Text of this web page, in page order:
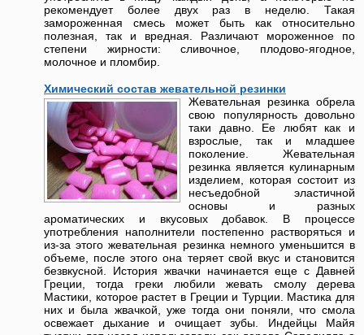
рекомендует более двух раз в неделю. Такая
замороженная смесь может быть как относительно
полезная, так и вредная. Различают мороженное по
степени жирности: сливочное, плодово-ягодное,
молочное и пломбир.
Химический состав жевательной резинки
Жевательная резинка обрела
свою популярность довольно
таки давно. Ее любят как и
взрослые, так и младшее
поколение. Жевательная
резинка является кулинарным
изделием, которая состоит из
несъедобной эластичной
основы и разных
ароматических и вкусовых добавок. В процессе
употребления наполнители постепенно растворяться и
из-за этого жевательная резинка немного уменьшится в
объеме, после этого она теряет свой вкус и становится
безвкусной. История жвачки начинается еще с Давней
Греции, тогда греки любили жевать смолу дерева
Мастики, которое растет в Греции и Турции. Мастика для
них и была жвачкой, уже тогда они поняли, что смола
освежает дыхание и очищает зубы. Индейцы Майя